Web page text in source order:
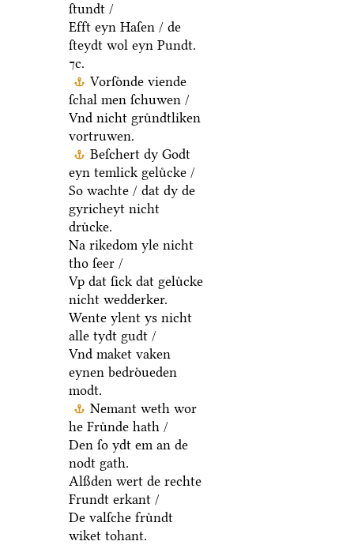
ſtundt /
Efft eyn Haſen / de
ſteydt wol eyn Pundt.
⁊c.
Vorſoͤnde viende
ſchal men ſchuwen /
Vnd nicht gruͤndtliken
vortruwen.
Beſchert dy Godt
eyn temlick geluͤcke /
So wachte / dat dy de
gyricheyt nicht
druͤcke.
Na rikedom yle nicht
tho ſeer /
Vp dat ſick dat geluͤcke
nicht wedderker.
Wente ylent ys nicht
alle tydt gudt /
Vnd maket vaken
eynen bedroͤueden
modt.
Nemant weth wor
he Fruͤnde hath /
Den ſo ydt em an de
nodt gath.
Alßden wert de rechte
Frundt erkant /
De valſche fruͤndt
wiket tohant.